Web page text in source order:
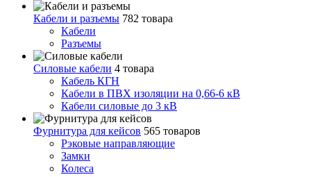
Кабели и разъемы 782 товара
Кабели
Разъемы
Силовые кабели 4 товара
Кабель КГН
Кабели в ПВХ изоляции на 0,66-6 кВ
Кабели силовые до 3 кВ
Фурнитура для кейсов 565 товаров
Рэковые направляющие
Замки
Колеса